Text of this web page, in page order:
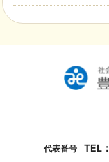
代表番号 TEL：